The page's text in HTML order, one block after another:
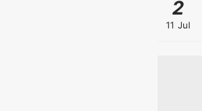
2
11 Jul